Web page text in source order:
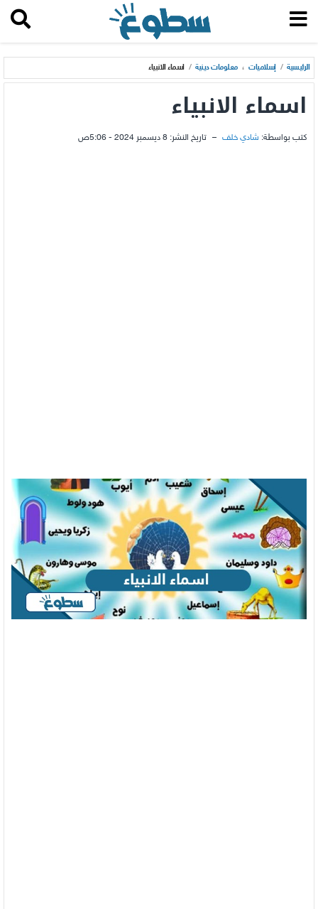
الرئيسية / إسلاميات ، معلومات دينية / اسماء الانبياء
اسماء الانبياء
كتب بواسطة: شادي خلف – تاريخ النشر: 8 ديسمبر 2024 - 5:06ص